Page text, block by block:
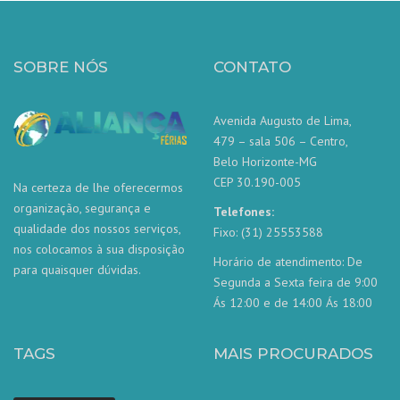
SOBRE NÓS
Na certeza de lhe oferecermos
organização, segurança e
qualidade dos nossos serviços,
nos colocamos à sua disposição
para quaisquer dúvidas.
CONTATO
Avenida Augusto de Lima,
479 – sala 506 – Centro,
Belo Horizonte-MG
CEP 30.190-005
Telefones:
Fixo: (31) 25553588
Horário de atendimento: De
Segunda a Sexta feira de 9:00
Ás 12:00 e de 14:00 Ás 18:00
TAGS MAIS PROCURADOS